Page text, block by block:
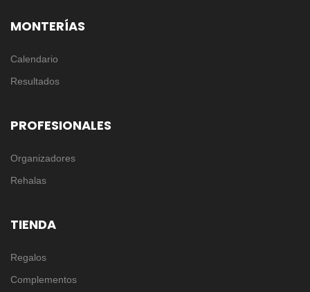
MONTERÍAS
Calendario
Resultados
PROFESIONALES
Organizadores
Rehalas
TIENDA
Regalos
Complementos